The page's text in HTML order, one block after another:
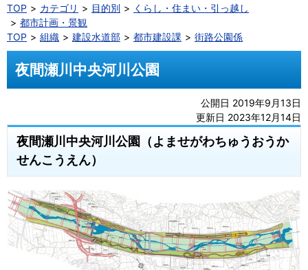
TOP
カテゴリ 目的別
くらし・住まい・引っ越し
都市計画・景観
TOP
組織 建設水道部 都市建設課 街路公園係
夜間瀬川中央河川公園
公開日 2019年9月13日
更新日 2023年12月14日
夜間瀬川中央河川公園（よませがわちゅうおうか
せんこうえん）